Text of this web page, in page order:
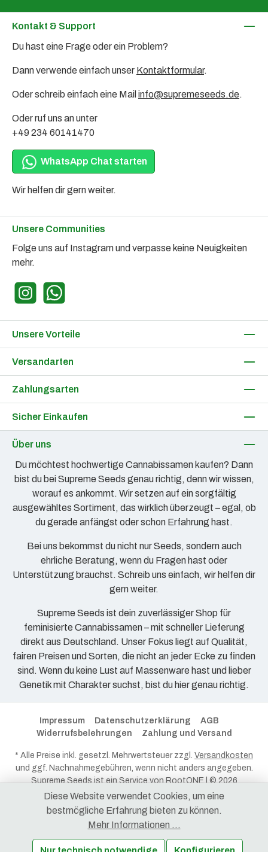
Kontakt & Support
Du hast eine Frage oder ein Problem?
Dann verwende einfach unser Kontaktformular.
Oder schreib einfach eine Mail info@supremeseeds.de.
Oder ruf uns an unter
+49 234 60141470
WhatsApp Chat starten
Wir helfen dir gern weiter.
Unsere Communities
Folge uns auf Instagram und verpasse keine Neuigkeiten
mehr.
InstagramWhatsApp
Unsere Vorteile
Versandarten
Zahlungsarten
Sicher Einkaufen
Über uns
Du möchtest hochwertige Cannabissamen kaufen? Dann
bist du bei Supreme Seeds genau richtig, denn wir wissen,
worauf es ankommt. Wir setzen auf ein sorgfältig
ausgewähltes Sortiment, das wirklich überzeugt – egal, ob
du gerade anfängst oder schon Erfahrung hast.
Bei uns bekommst du nicht nur Seeds, sondern auch
ehrliche Beratung, wenn du Fragen hast oder
Unterstützung brauchst. Schreib uns einfach, wir helfen dir
gern weiter.
Supreme Seeds ist dein zuverlässiger Shop für
feminisierte Cannabissamen – mit schneller Lieferung
direkt aus Deutschland. Unser Fokus liegt auf Qualität,
fairen Preisen und Sorten, die nicht an jeder Ecke zu finden
sind. Wenn du keine Lust auf Massenware hast und lieber
Genetik mit Charakter suchst, bist du hier genau richtig.
Impressum Datenschutzerklärung
AGB
Widerrufsbelehrungen
Zahlung und Versand
* Alle Preise inkl. gesetzl. Mehrwertsteuer zzgl. Versandkosten
und ggf. Nachnahmegebühren, wenn nicht anders angegeben.
Supreme Seeds ist ein Service vonRootONE| © 2026
RootONE - Alle Rechte vorbehalten.
Diese Website verwendet Cookies, um eine
bestmögliche Erfahrung bieten zu können.
Mehr Informationen ...